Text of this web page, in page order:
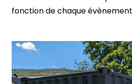
fonction de chaque